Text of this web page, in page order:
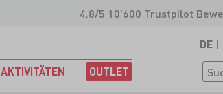
4.8/5 10'600 Trustpilot
AKTIVITÄTEN OUTLET
DE |